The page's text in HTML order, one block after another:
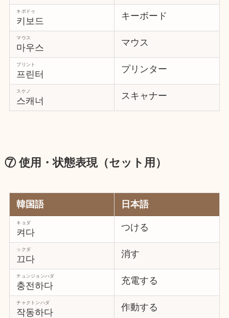
키보드
キボドゥ キーボード
마우스
マウス マウス
프린터
プリント プリンター
스캐너
スケノ スキャナー
⑦ 使用・状態表現（セット用）
韓国語 日本語
켜다
キョダ つける
끄다
ックダ 消す
충전하다
チュンジョンハダ 充電する
작동하다
チャクトンハダ 作動する